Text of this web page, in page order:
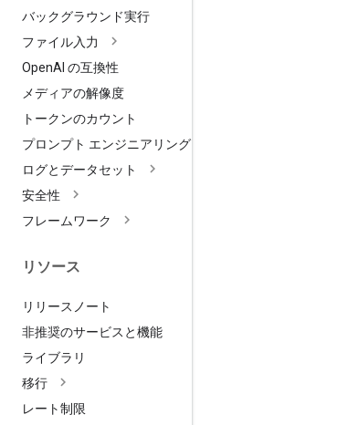
バックグラウンド実行
ファイル入力
OpenAI の互換性
メディアの解像度
トークンのカウント
プロンプト エンジニアリング
ログとデータセット
安全性
フレームワーク
リソース
リリースノート
非推奨のサービスと機能
ライブラリ
移行
レート制限